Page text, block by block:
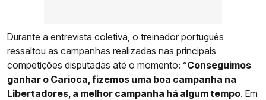
Durante a entrevista coletiva, o treinador português
ressaltou as campanhas realizadas nas principais
competições disputadas até o momento: “Conseguimos
ganhar o Carioca, fizemos uma boa campanha na
Libertadores, a melhor campanha há algum tempo. Em